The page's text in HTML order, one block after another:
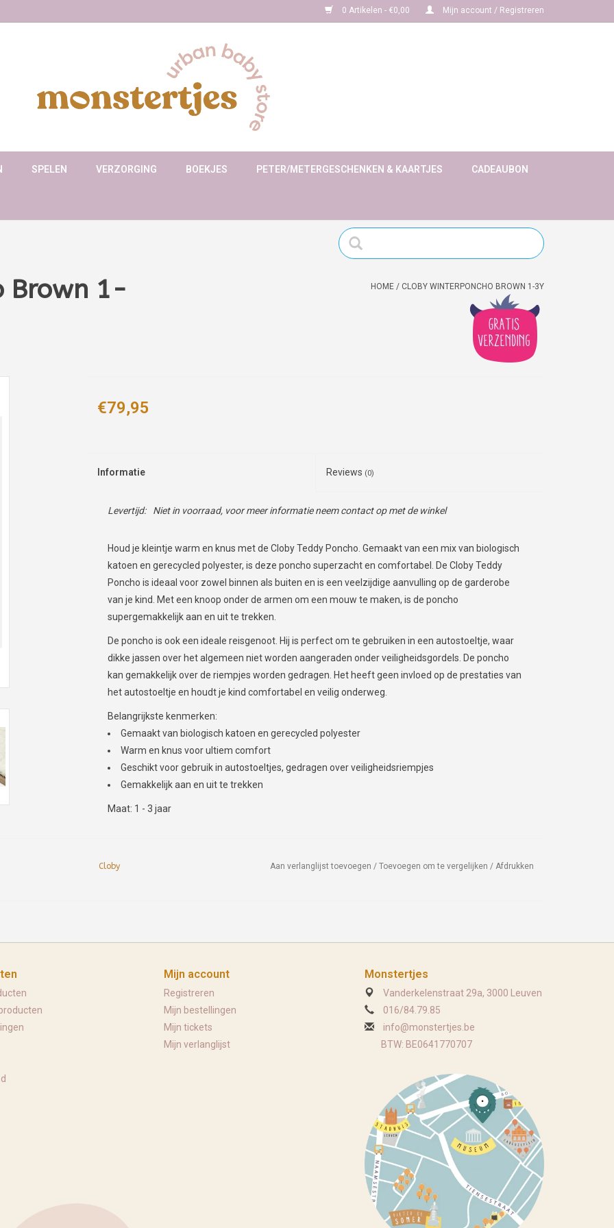
0 Artikelen - €0,00 Mijn account / Registreren
SPELEN VERZORGING BOEKJES PETER/METERGESCHENKEN & KAARTJES CADEAUBON
Brown 1- HOME / CLOBY WINTERPONCHO BROWN 1-3Y
€79,95
Informatie Reviews (0)
Levertijd: Niet in voorraad, voor meer informatie neem contact op met de winkel
Houd je kleintje warm en knus met de Cloby Teddy Poncho. Gemaakt van een mix van biologisch
katoen en gerecycled polyester, is deze poncho superzacht en comfortabel. De Cloby Teddy
Poncho is ideaal voor zowel binnen als buiten en is een veelzijdige aanvulling op de garderobe
van je kind. Met een knoop onder de armen om een mouw te maken, is de poncho
supergemakkelijk aan en uit te trekken.
De poncho is ook een ideale reisgenoot. Hij is perfect om te gebruiken in een autostoeltje, waar
dikke jassen over het algemeen niet worden aangeraden onder veiligheidsgordels. De poncho
kan gemakkelijk over de riempjes worden gedragen. Het heeft geen invloed op de prestaties van
het autostoeltje en houdt je kind comfortabel en veilig onderweg.
Belangrijkste kenmerken:
Gemaakt van biologisch katoen en gerecycled polyester
Warm en knus voor ultiem comfort
Geschikt voor gebruik in autostoeltjes, gedragen over veiligheidsriempjes
Gemakkelijk aan en uit te trekken
Maat: 1 - 3 jaar
Cloby Aan verlanglijst toevoegen / Toevoegen om te vergelijken / Afdrukken
Mijn account
Registreren
Mijn bestellingen
Mijn tickets
Mijn verlanglijst
Monstertjes
Vanderkelenstraat 29a, 3000 Leuven
016/84.79.85
info@monstertjes.be
BTW: BE0641770707